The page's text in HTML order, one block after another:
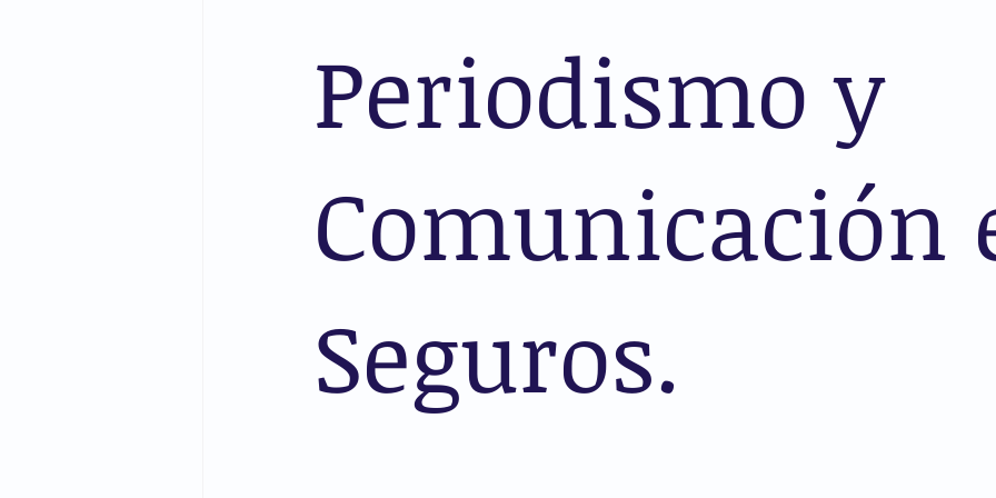
Periodismo y
Comunicación
Seguros.